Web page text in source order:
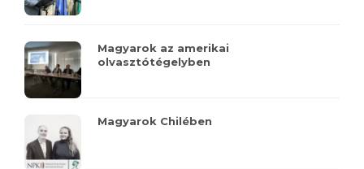
Magyarok az amerikai
olvasztótégelyben
Magyarok Chilében